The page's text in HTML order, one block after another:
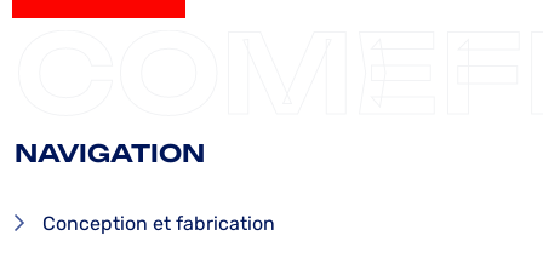
NAVIGATION
Conception et fabrication